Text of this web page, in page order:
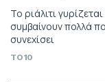
Το ριάλιτι
συμβαίνουν πολλά
συνεχίσει
TO10